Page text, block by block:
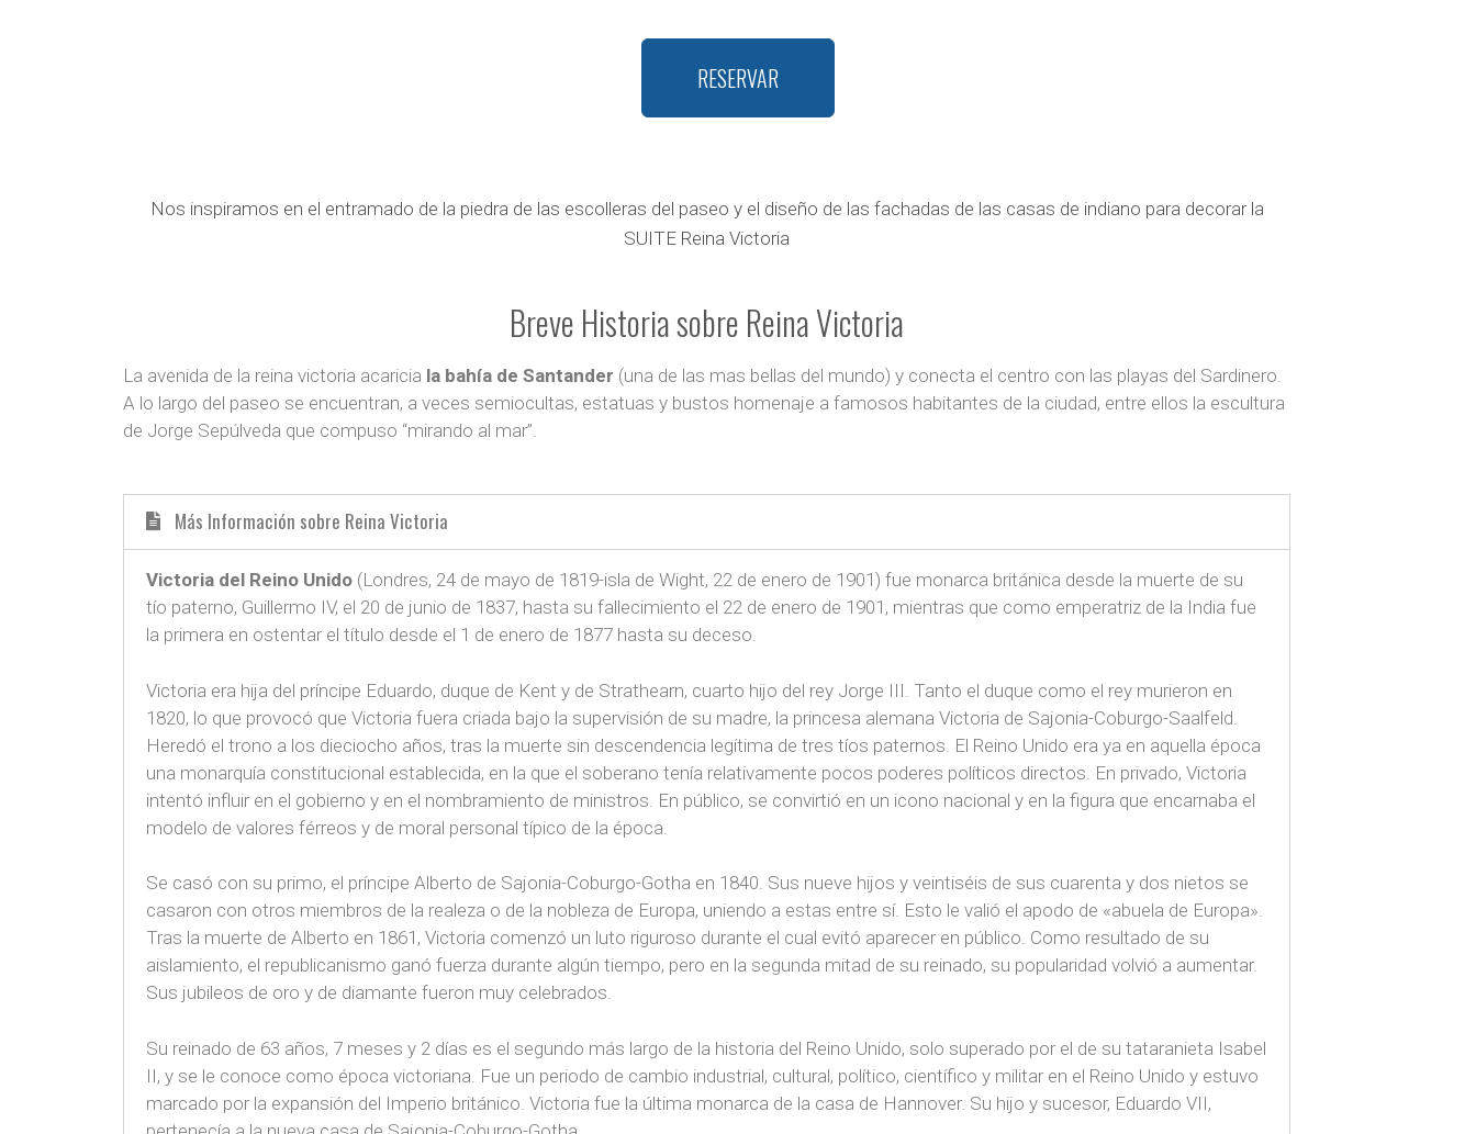
RESERVAR
Nos inspiramos en el entramado de la piedra de las escolleras del paseo y el diseño de las fachadas de las casas de indiano para decorar la
SUITE Reina Victoria
Breve Historia sobre Reina Victoria
La avenida de la reina victoria acaricia la bahía de Santander (una de las mas bellas del mundo) y conecta el centro con las playas del Sardinero.
A lo largo del paseo se encuentran, a veces semiocultas, estatuas y bustos homenaje a famosos habitantes de la ciudad, entre ellos la escultura
de Jorge Sepúlveda que compuso “mirando al mar”.
Más Información sobre Reina Victoria
Victoria del Reino Unido (Londres, 24 de mayo de 1819-isla de Wight, 22 de enero de 1901) fue monarca británica desde la muerte de su
tío paterno, Guillermo IV, el 20 de junio de 1837, hasta su fallecimiento el 22 de enero de 1901, mientras que como emperatriz de la India fue
la primera en ostentar el título desde el 1 de enero de 1877 hasta su deceso.
Victoria era hija del príncipe Eduardo, duque de Kent y de Strathearn, cuarto hijo del rey Jorge III. Tanto el duque como el rey murieron en
1820, lo que provocó que Victoria fuera criada bajo la supervisión de su madre, la princesa alemana Victoria de Sajonia-Coburgo-Saalfeld.
Heredó el trono a los dieciocho años, tras la muerte sin descendencia legítima de tres tíos paternos. El Reino Unido era ya en aquella época
una monarquía constitucional establecida, en la que el soberano tenía relativamente pocos poderes políticos directos. En privado, Victoria
intentó influir en el gobierno y en el nombramiento de ministros. En público, se convirtió en un icono nacional y en la figura que encarnaba el
modelo de valores férreos y de moral personal típico de la época.
Se casó con su primo, el príncipe Alberto de Sajonia-Coburgo-Gotha en 1840. Sus nueve hijos y veintiséis de sus cuarenta y dos nietos se
casaron con otros miembros de la realeza o de la nobleza de Europa, uniendo a estas entre sí. Esto le valió el apodo de «abuela de Europa».
Tras la muerte de Alberto en 1861, Victoria comenzó un luto riguroso durante el cual evitó aparecer en público. Como resultado de su
aislamiento, el republicanismo ganó fuerza durante algún tiempo, pero en la segunda mitad de su reinado, su popularidad volvió a aumentar.
Sus jubileos de oro y de diamante fueron muy celebrados.
Su reinado de 63 años, 7 meses y 2 días es el segundo más largo de la historia del Reino Unido, solo superado por el de su tataranieta Isabel
II, y se le conoce como época victoriana. Fue un periodo de cambio industrial, cultural, político, científico y militar en el Reino Unido y estuvo
marcado por la expansión del Imperio británico. Victoria fue la última monarca de la casa de Hannover. Su hijo y sucesor, Eduardo VII,